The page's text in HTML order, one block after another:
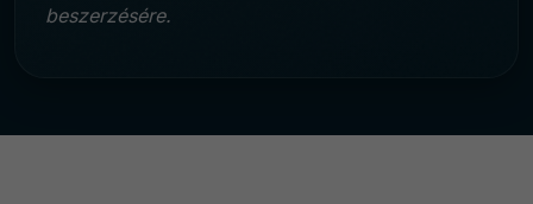
beszerzésére.